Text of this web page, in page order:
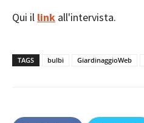
Qui il link all'intervista.
TAGS bulbi GiardinaggioWeb